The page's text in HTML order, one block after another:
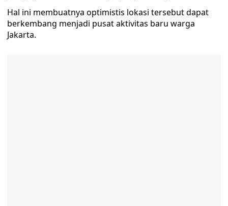
Hal ini membuatnya optimistis lokasi tersebut dapat
berkembang menjadi pusat aktivitas baru warga
Jakarta.